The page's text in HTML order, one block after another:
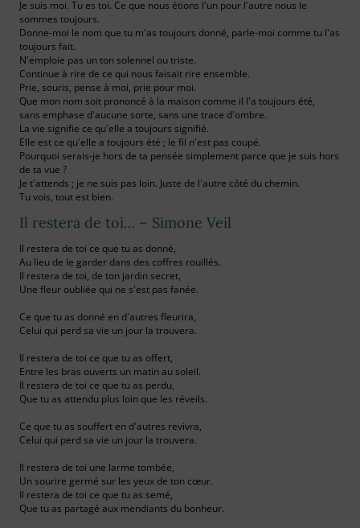
Je suis moi. Tu es toi. Ce que nous étions l'un pour l'autre nous le
sommes toujours.
Donne-moi le nom que tu m'as toujours donné, parle-moi comme tu l'as
toujours fait.
N'emploie pas un ton solennel ou triste.
Continue à rire de ce qui nous faisait rire ensemble.
Prie, souris, pense à moi, prie pour moi.
Que mon nom soit prononcé à la maison comme il l'a toujours été,
sans emphase d'aucune sorte, sans une trace d'ombre.
La vie signifie ce qu'elle a toujours signifié.
Elle est ce qu'elle a toujours été ; le fil n'est pas coupé.
Pourquoi serais-je hors de ta pensée simplement parce que je suis hors
de ta vue ?
Je t'attends ; je ne suis pas loin. Juste de l'autre côté du chemin.
Tu vois, tout est bien.
Il restera de toi… – Simone Veil
Il restera de toi ce que tu as donné,
Au lieu de le garder dans des coffres rouillés.
Il restera de toi, de ton jardin secret,
Une fleur oubliée qui ne s'est pas fanée.
Ce que tu as donné en d'autres fleurira,
Celui qui perd sa vie un jour la trouvera.
Il restera de toi ce que tu as offert,
Entre les bras ouverts un matin au soleil.
Il restera de toi ce que tu as perdu,
Que tu as attendu plus loin que les réveils.
Ce que tu as souffert en d'autres revivra,
Celui qui perd sa vie un jour la trouvera.
Il restera de toi une larme tombée,
Un sourire germé sur les yeux de ton cœur.
Il restera de toi ce que tu as semé,
Que tu as partagé aux mendiants du bonheur.